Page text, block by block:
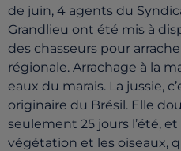
de juin, 4 agents du
Grandlieu ont été mis à
des chasseurs pour
régionale. Arrachage à la
eaux du marais. La jussie,
originaire du Brésil. Elle
seulement 25 jours l’été,
végétation et les oiseaux,